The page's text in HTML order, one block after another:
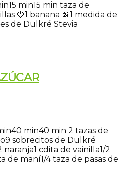
15 min15 min taza de
🍓1 banana 🍌1 medida de
de Dulkré Stevia
40 min40 min 2 tazas de
9 sobrecitos de Dulkré
naranja1 cdita de vainilla1/2
de maní1/4 taza de pasas de